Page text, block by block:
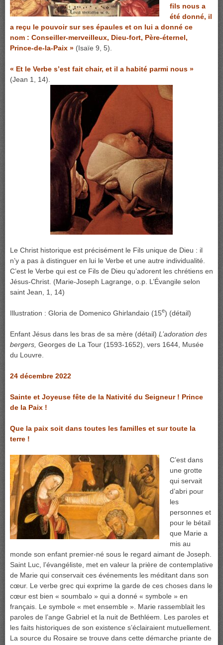
fils nous a
été donné, il
a reçu le pouvoir sur ses épaules et on lui a donné ce
nom : Conseiller-merveilleux, Dieu-fort, Père-éternel,
Prince-de-la-Paix » (Isaïe 9, 5).
« Et le Verbe s’est fait chair, et il a habité parmi nous »
(Jean 1, 14).
Le Christ historique est précisément le Fils unique de Dieu : il
n’y a pas à distinguer en lui le Verbe et une autre individualité.
C’est le Verbe qui est ce Fils de Dieu qu’adorent les chrétiens en
Jésus-Christ. (Marie-Joseph Lagrange, o.p. L’Évangile selon
saint Jean, 1, 14)
Illustration : Gloria de Domenico Ghirlandaio (15e) (détail)
Enfant Jésus dans les bras de sa mère (détail) L’adoration des
bergers, Georges de La Tour (1593-1652), vers 1644, Musée
du Louvre.
24 décembre 2022
Sainte et Joyeuse fête de la Nativité du Seigneur ! Prince
de la Paix !
Que la paix soit dans toutes les familles et sur toute la
terre !
C’est dans
une grotte
qui servait
d’abri pour
les
personnes et
pour le bétail
que Marie a
mis au
monde son enfant premier-né sous le regard aimant de Joseph.
Saint Luc, l’évangéliste, met en valeur la prière de contemplative
de Marie qui conservait ces événements les méditant dans son
cœur. Le verbe grec qui exprime la garde de ces choses dans le
cœur est bien « soumbalo » qui a donné « symbole » en
français. Le symbole « met ensemble ». Marie rassemblait les
paroles de l’ange Gabriel et la nuit de Bethléem. Les paroles et
les faits historiques de son existence s’éclairaient mutuellement.
La source du Rosaire se trouve dans cette démarche priante de